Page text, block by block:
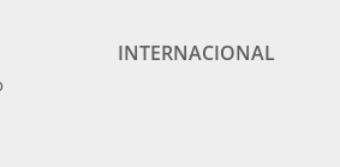
INTERNACIONAL